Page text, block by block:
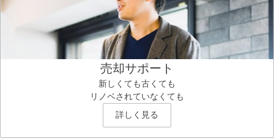
売却サポート
新しくても古くても
リノベされていなくても
詳しく見る